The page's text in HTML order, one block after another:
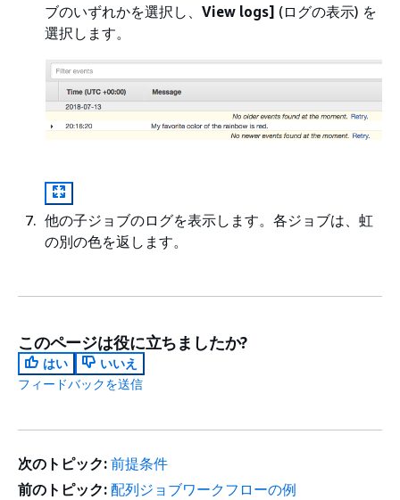
ブのいずれかを選択し、 View logs] (ログの表示) を
選択します。
他の子ジョブのログを表示します。各ジョブは、虹
の別の色を返します。
このページは役に立ちましたか?
はい
いいえ
フィードバックを送信
次のトピック: 前提条件
前のトピック: 配列ジョブワークフローの例